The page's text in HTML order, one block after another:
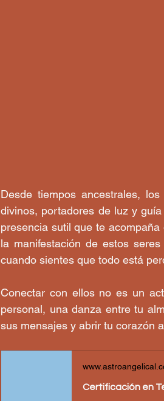
Desde tiempos ancestrales,
divinos, portadores de luz y
presencia sutil que te
la manifestación de estos
cuando sientes que todo está
Conectar con ellos no es un
personal, una danza entre tu
sus mensajes y abrir tu corazón
Certificación en